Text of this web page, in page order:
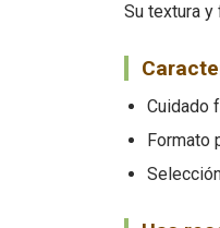
Su textura y
Cuidado
Formato